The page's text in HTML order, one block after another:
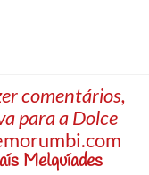
comentários,
para a Dolce
Melquíades